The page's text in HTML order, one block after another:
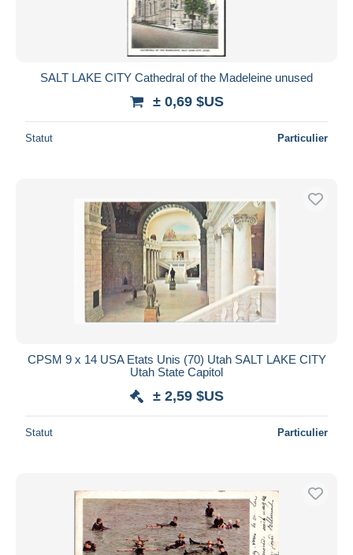
SALT LAKE CITY Cathedral of the Madeleine unused
± 0,69 $US
Statut Particulier
CPSM 9 x 14 USA Etats Unis (70) Utah SALT LAKE CITY
Utah State Capitol
± 2,59 $US
Statut Particulier